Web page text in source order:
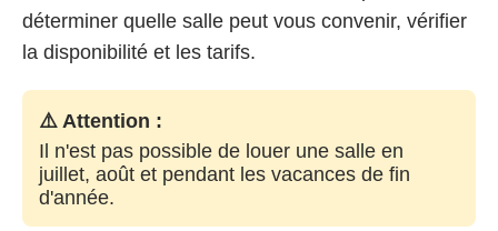
déterminer quelle salle peut vous convenir, vérifier
la disponibilité et les tarifs.
⚠️ Attention :
Il n'est pas possible de louer une salle en
juillet, août et pendant les vacances de fin
d'année.